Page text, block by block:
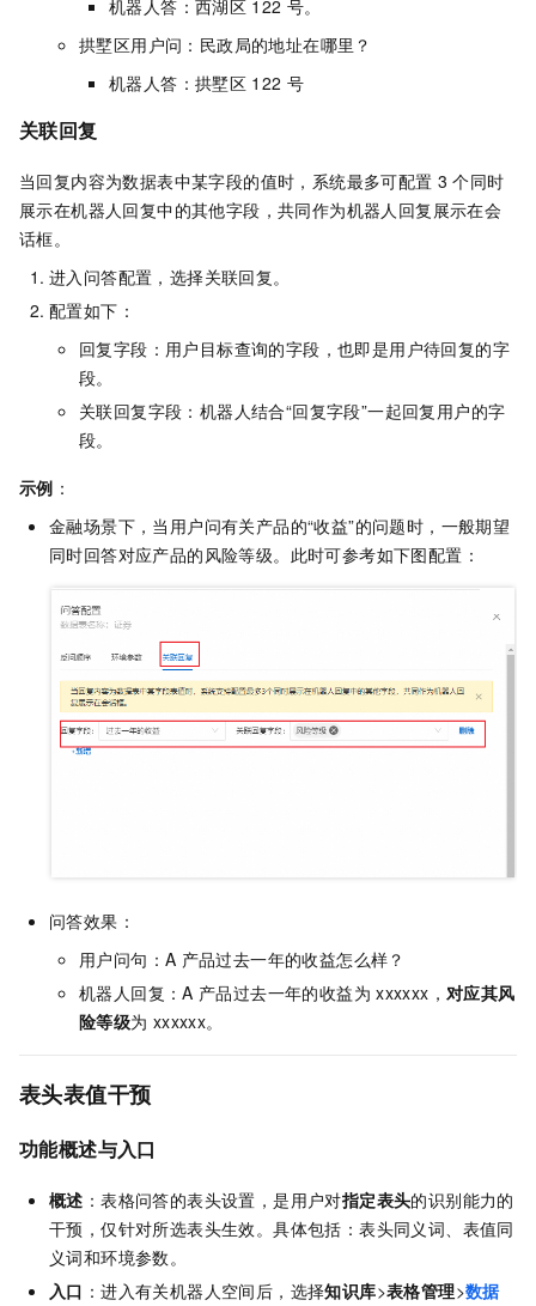
机器人答：西湖区 122 号。
拱墅区用户问：民政局的地址在哪里？
机器人答：拱墅区 122 号
关联回复
当回复内容为数据表中某字段的值时，系统最多可配置 3 个同时
展示在机器人回复中的其他字段，共同作为机器人回复展示在会
话框。
进入问答配置，选择关联回复。
配置如下：
回复字段：用户目标查询的字段，也即是用户待回复的字
段。
关联回复字段：机器人结合“回复字段”一起回复用户的字
段。
示例 ：
金融场景下，当用户问有关产品的“收益”的问题时，一般期望
同时回答对应产品的风险等级。此时可参考如下图配置：
问答效果：
用户问句：A 产品过去一年的收益怎么样？
机器人回复：A 产品过去一年的收益为 xxxxxx， 对应其风
险等级为 xxxxxx。
表头表值干预
功能概述与入口
概述 ：表格问答的表头设置，是用户对指定表头的识别能力的
干预，仅针对所选表头生效。具体包括：表头同义词、表值同
义词和环境参数。
入口 ：进入有关机器人空间后，选择知识库>表格管理>数据